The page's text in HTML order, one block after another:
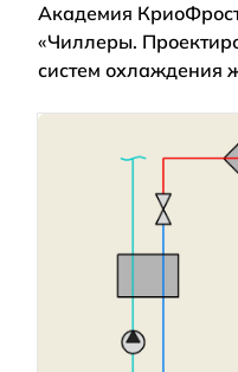
Академия
«Чиллеры.
систем охлаждения